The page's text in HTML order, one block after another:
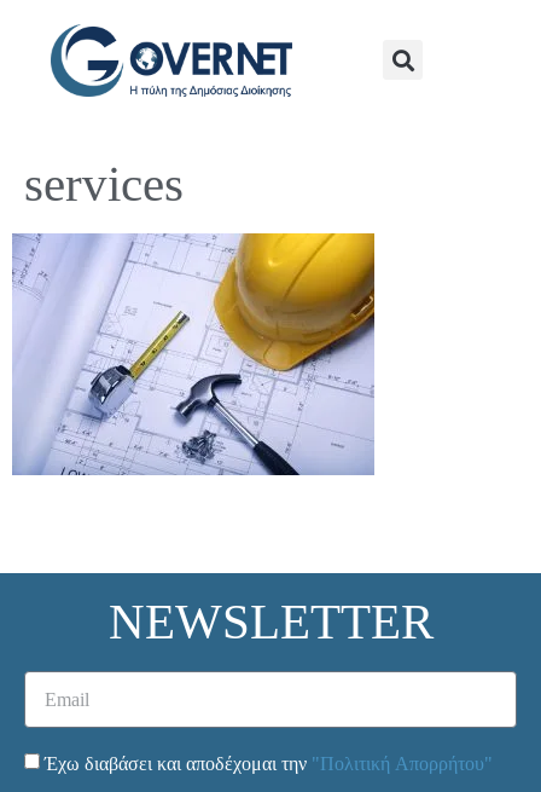
services
NEWSLETTER
Έχω διαβάσει και αποδέχομαι την "Πολιτική Απορρήτου"